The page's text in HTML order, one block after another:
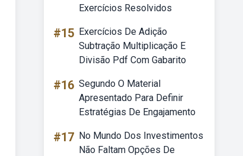
Exercícios Resolvidos
#15 Exercícios De Adição
Subtração Multiplicação E
Divisão Pdf Com Gabarito
#16 Segundo O Material
Apresentado Para Definir
Estratégias De Engajamento
#17 No Mundo Dos Investimentos
Não Faltam Opções De